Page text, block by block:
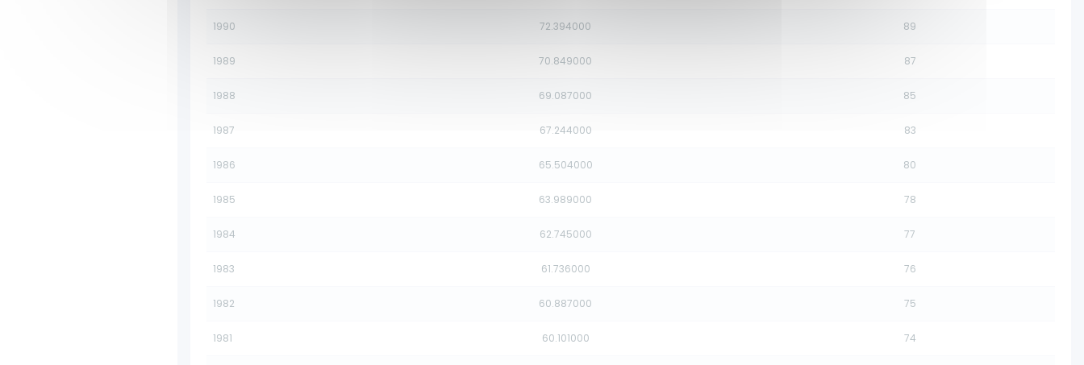
1990 72.394000 89
1989 70.849000 87
1988 69.087000 85
1987 67.244000 83
1986 65.504000 80
1985 63.989000 78
1984 62.745000 77
1983 61.736000 76
1982 60.887000 75
1981 60.101000 74